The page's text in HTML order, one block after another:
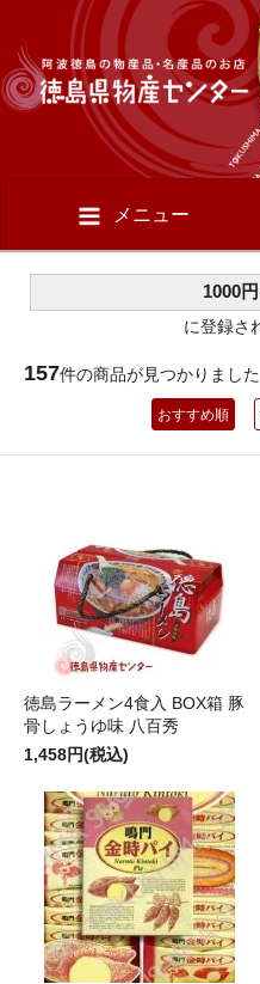
メニュー
1000
に登録さ
157件の商品が見つかりました
おすすめ順
徳島ラーメン4食入 BOX箱 豚
骨しょうゆ味 八百秀
1,458円(税込)